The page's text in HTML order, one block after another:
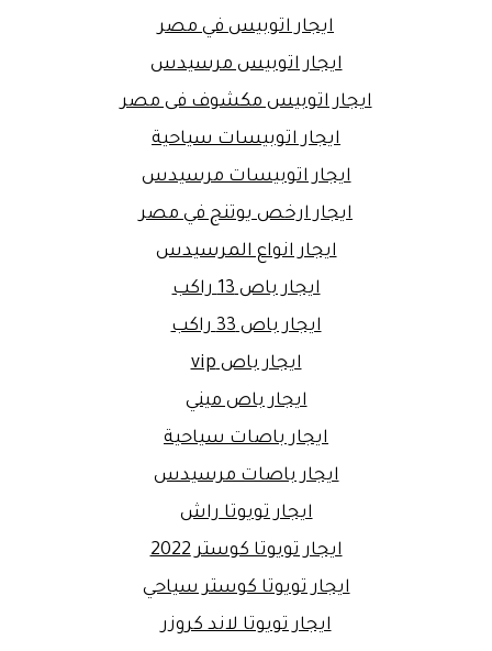
ايجار اتوبيس في مصر
ايجار اتوبيس مرسيدس
ايجار اتوبيس مكشوف فى مصر
ايجار اتوبيسات سياحية
ايجار اتوبيسات مرسيدس
ايجار ارخص يوتنج في مصر
ايجار انواع المرسيدس
ايجار باص 13 راكب
ايجار باص 33 راكب
ايجار باص vip
ايجار باص ميني
ايجار باصات سياحية
ايجار باصات مرسيدس
ايجار تويوتا راش
ايجار تويوتا كوستر 2022
ايجار تويوتا كوستر سياحي
ايجار تويوتا لاند كروزر